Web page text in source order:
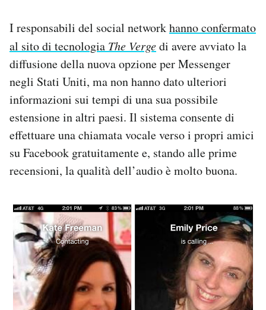
I responsabili del social networkhanno confermato
al sito di tecnologia The Vergedi avere avviato la
diffusione della nuova opzione per Messenger
negli Stati Uniti, ma non hanno dato ulteriori
informazioni sui tempi di una sua possibile
estensione in altri paesi. Il sistema consente di
effettuare una chiamata vocale verso i propri amici
su Facebook gratuitamente e, stando alle prime
recensioni, la qualità dell’audio è molto buona.